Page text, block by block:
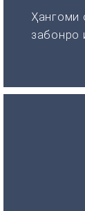
Ҳангоми
забонро